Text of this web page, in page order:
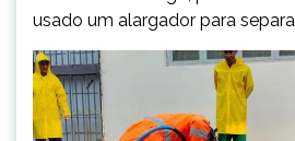
usado um alargador para